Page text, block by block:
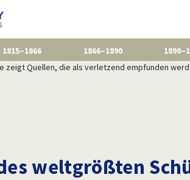
1815–1866 1866–1890
zeigt Quellen, die als verletzend empfunden
weltgrößten